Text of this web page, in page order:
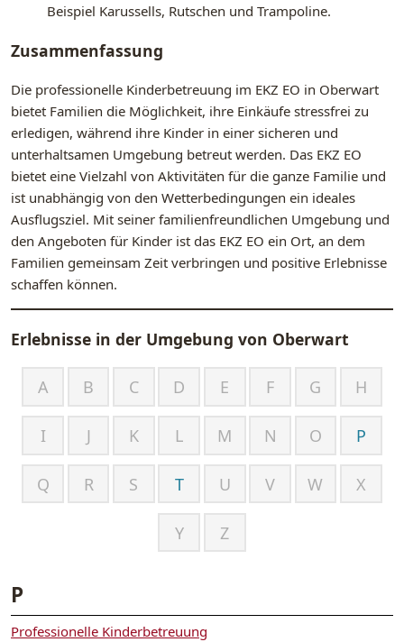
Beispiel Karussells, Rutschen und Trampoline.
Zusammenfassung
Die professionelle Kinderbetreuung im EKZ EO in Oberwart
bietet Familien die Möglichkeit, ihre Einkäufe stressfrei zu
erledigen, während ihre Kinder in einer sicheren und
unterhaltsamen Umgebung betreut werden. Das EKZ EO
bietet eine Vielzahl von Aktivitäten für die ganze Familie und
ist unabhängig von den Wetterbedingungen ein ideales
Ausflugsziel. Mit seiner familienfreundlichen Umgebung und
den Angeboten für Kinder ist das EKZ EO ein Ort, an dem
Familien gemeinsam Zeit verbringen und positive Erlebnisse
schaffen können.
Erlebnisse in der Umgebung von Oberwart
A B C D E F G H
I J K L M N O P
Q R S T U V W X
Y Z
P
Professionelle Kinderbetreuung